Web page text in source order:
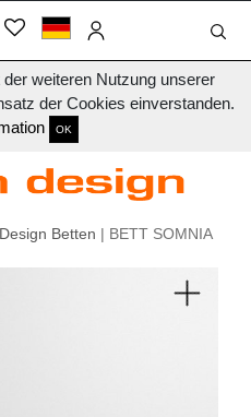
weiteren Nutzung unserer
der Cookies einverstanden.
OK
Design Betten | BETT SOMNIA